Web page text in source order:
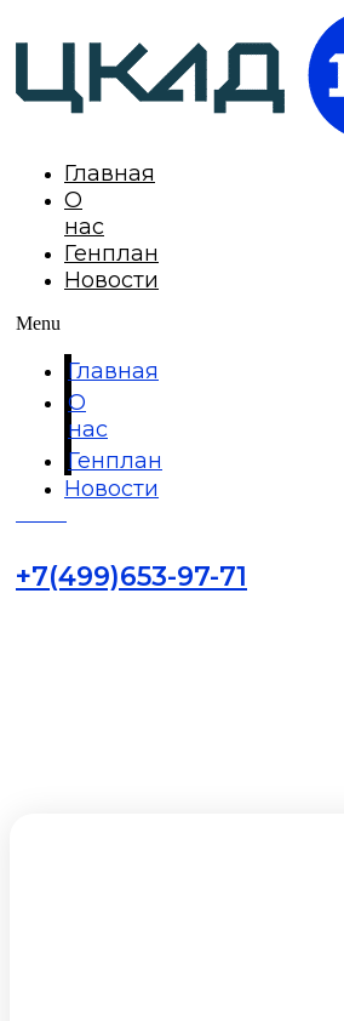
Главная
О
нас
Генплан
Новости
Menu
Главная
О
нас
Генплан
Новости
+7(499)653-97-71